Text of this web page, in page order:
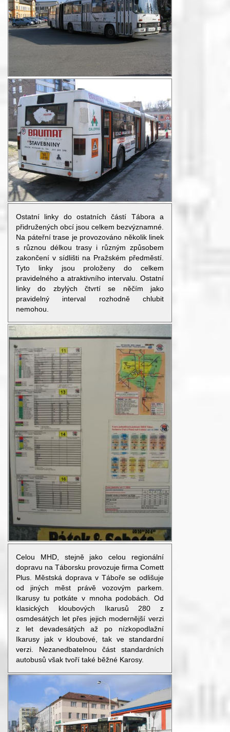
Ostatní linky do ostatních částí Tábora a
přidružených obcí jsou celkem bezvýznamné.
Na páteřní trase je provozováno několik linek
s různou délkou trasy i různým způsobem
zakončení v sídlišti na Pražském předměstí.
Tyto linky jsou proloženy do celkem
pravidelného a atraktivního intervalu. Ostatní
linky do zbylých čtvrtí se něčím jako
pravidelný interval rozhodně chlubit
nemohou.
Celou MHD, stejně jako celou regionální
dopravu na Táborsku provozuje firma Comett
Plus. Městská doprava v Táboře se odlišuje
od jiných měst právě vozovým parkem.
Ikarusy tu potkáte v mnoha podobách. Od
klasických kloubových Ikarusů 280 z
osmdesátých let přes jejich modernější verzi
z let devadesátých až po nízkopodlažní
Ikarusy jak v kloubové, tak ve standardní
verzi. Nezanedbatelnou část standardních
autobusů však tvoří také běžné Karosy.